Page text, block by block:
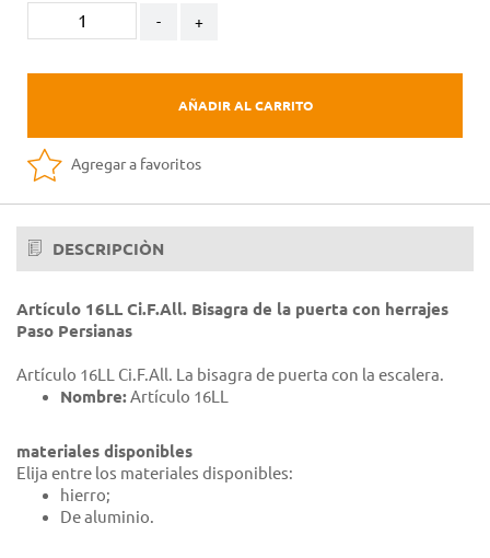
- +
AÑADIR AL CARRITO
Agregar a favoritos
DESCRIPCIÒN
Artículo 16LL Ci.F.All. Bisagra de la puerta con herrajes
Paso Persianas
Artículo 16LL Ci.F.All. La bisagra de puerta con la escalera.
Nombre:Artículo 16LL
materiales disponibles
Elija entre los materiales disponibles:
hierro;
De aluminio.